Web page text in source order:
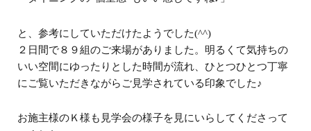
と、参考にしていただけたようでした(^^)
２日間で８９組のご来場がありました。明るくて気持ちの
いい空間にゆったりとした時間が流れ、ひとつひとつ丁寧
にご覧いただきながらご見学されている印象でした♪
お施主様のＫ様も見学会の様子を見にいらしてくださって